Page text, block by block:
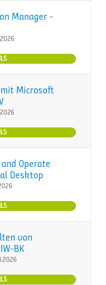
Manager -
Microsoft
Operate
Desktop
von
BK